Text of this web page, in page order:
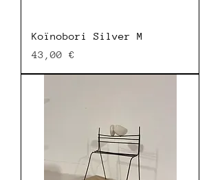
Koïnobori Silver M
Prix
43,00 €